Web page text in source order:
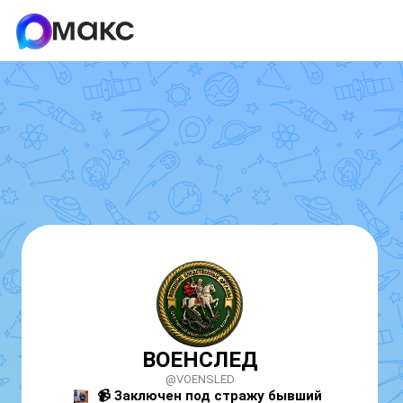
ВОЕНСЛЕД
@VOENSLED
📹 Заключен под стражу бывший